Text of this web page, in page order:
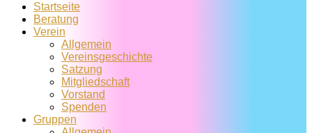
Startseite
Beratung
Verein
Allgemein
Vereins­geschichte
Satzung
Mitglied­schaft
Vorstand
Spenden
Gruppen